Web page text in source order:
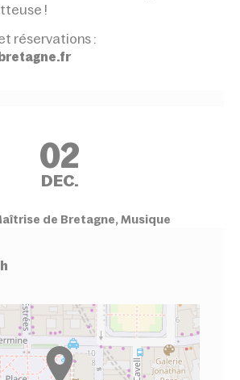
!
réservations :
02
DEC.
de Bretagne, Musique
h